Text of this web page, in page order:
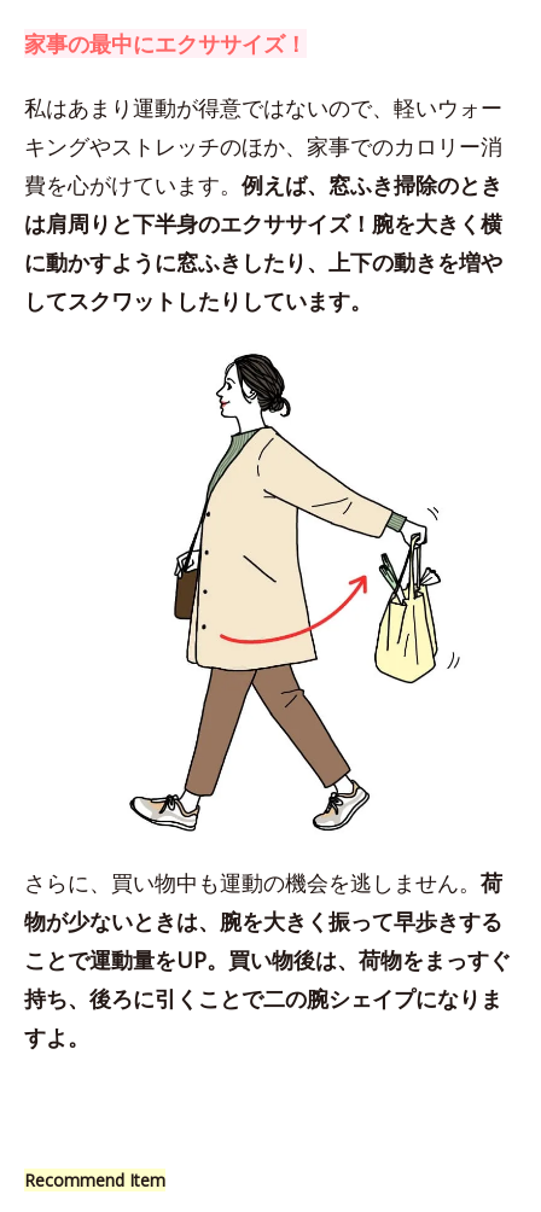
家事の最中にエクササイズ！
私はあまり運動が得意ではないので、軽いウォー
キングやストレッチのほか、家事でのカロリー消
費を心がけています。 例えば、窓ふき掃除のとき
は肩周りと下半身のエクササイズ！腕を大きく横
に動かすように窓ふきしたり、上下の動きを増や
してスクワットしたりしています。
さらに、買い物中も運動の機会を逃しません。 荷
物が少ないときは、腕を大きく振って早歩きする
ことで運動量をUP。買い物後は、荷物をまっすぐ
持ち、後ろに引くことで二の腕シェイプになりま
すよ。
Recommend Item